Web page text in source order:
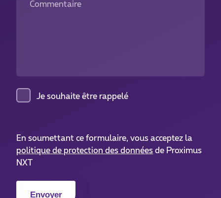
Commentaire
Je souhaite être rappelé
En soumettant ce formulaire, vous acceptez la
politique de protection des données de Proximus
NXT